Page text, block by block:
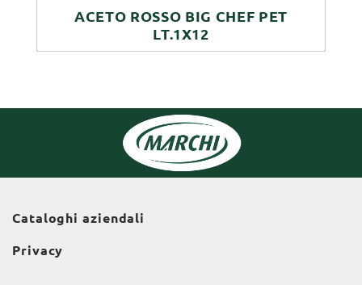
ACETO ROSSO BIG CHEF PET
LT.1X12
Cataloghi aziendali
Privacy